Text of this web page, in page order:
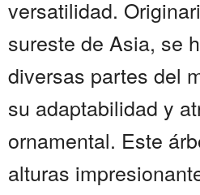
versatilidad.
sureste de Asia, se
diversas partes del
su adaptabilidad y
ornamental. Este
alturas